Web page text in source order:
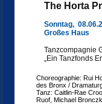
The Horta
Sonntag,
Großes Haus
Tanzcompagnie
„Ein Tanzfonds
Choreographie: Rui
des Bronx /
Tanz: Caitlin-Rae
Ruof, Michael